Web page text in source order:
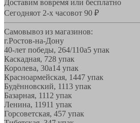
Доставим вовремя или бесплатно
Сегодняот 2-х часовот 90 ₽
Самовывоз из магазинов:
г.Ростов-на-Дону
40-лет победы, 264/110а5 упак
Каскадная, 728 упак
Королева, 30а14 упак
Красноармейская, 1447 упак
Будённовский, 1113 упак
Базарная, 1112 упак
Ленина, 11911 упак
Горсоветская, 457 упак